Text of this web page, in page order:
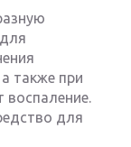
также при
воспаление.
для